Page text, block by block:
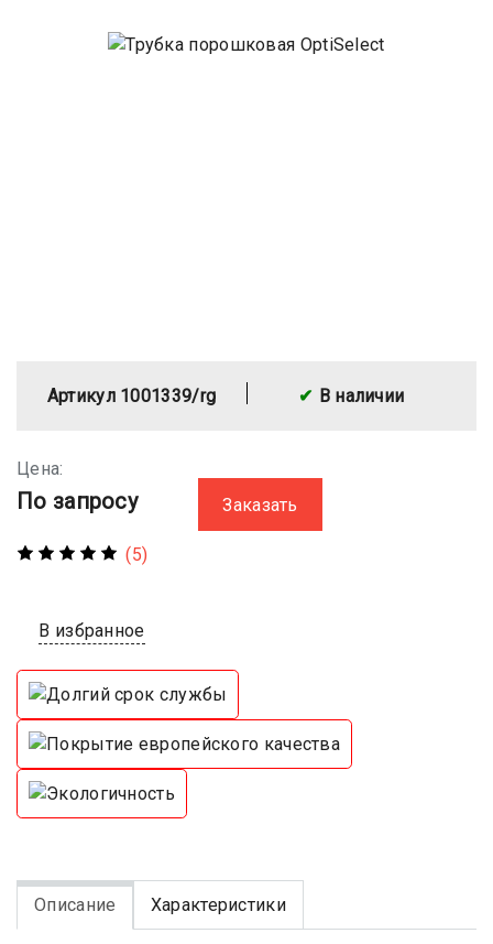
Артикул 1001339/rg В наличии
Цена:
По запросу Заказать
(5)
В избранное
Описание Характеристики